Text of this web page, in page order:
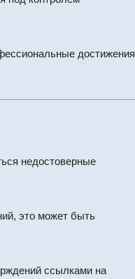
достижения
недостоверные
это может быть
ссылками на